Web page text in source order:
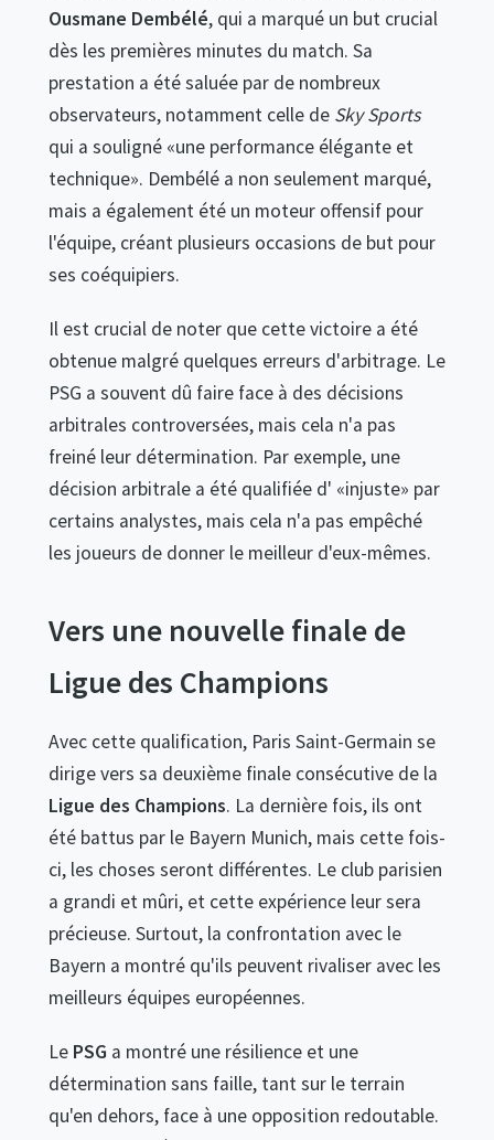
Ousmane Dembélé, qui a marqué un but crucial
dès les premières minutes du match. Sa
prestation a été saluée par de nombreux
observateurs, notamment celle de Sky Sports
qui a souligné «une performance élégante et
technique». Dembélé a non seulement marqué,
mais a également été un moteur offensif pour
l'équipe, créant plusieurs occasions de but pour
ses coéquipiers.
Il est crucial de noter que cette victoire a été
obtenue malgré quelques erreurs d'arbitrage. Le
PSG a souvent dû faire face à des décisions
arbitrales controversées, mais cela n'a pas
freiné leur détermination. Par exemple, une
décision arbitrale a été qualifiée d' «injuste» par
certains analystes, mais cela n'a pas empêché
les joueurs de donner le meilleur d'eux-mêmes.
Vers une nouvelle finale de
Ligue des Champions
Avec cette qualification, Paris Saint-Germain se
dirige vers sa deuxième finale consécutive de la
Ligue des Champions. La dernière fois, ils ont
été battus par le Bayern Munich, mais cette fois-
ci, les choses seront différentes. Le club parisien
a grandi et mûri, et cette expérience leur sera
précieuse. Surtout, la confrontation avec le
Bayern a montré qu'ils peuvent rivaliser avec les
meilleurs équipes européennes.
Le PSG a montré une résilience et une
détermination sans faille, tant sur le terrain
qu'en dehors, face à une opposition redoutable.